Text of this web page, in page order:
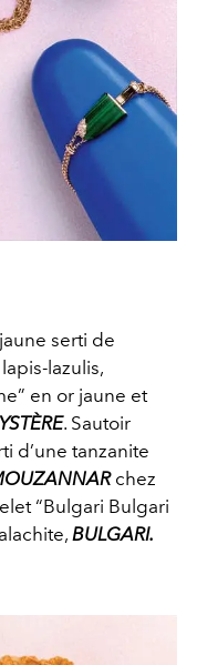
serti de
lazulis,
en or jaune et
. Sautoir
d’une tanzanite
chez
“Bulgari Bulgari
BULGARI.